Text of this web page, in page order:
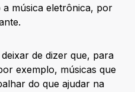
música eletrônica, por
de dizer que, para
exemplo, músicas que
do que ajudar na